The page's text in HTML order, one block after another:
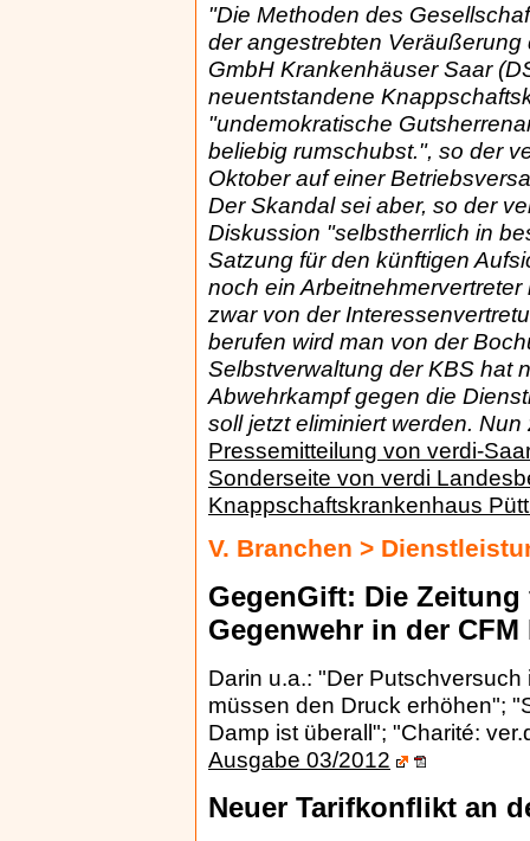
"Die Methoden des
der angestrebten
GmbH Krankenhäuser Saar
neuentstandene
"undemokratische
beliebig rumschubst.", so der
Oktober auf einer
Der Skandal sei aber, so der
Diskussion "selbstherrlich in
Satzung für den künftigen
noch ein
zwar von der
berufen wird man von der
Selbstverwaltung der KBS hat
Abwehrkampf gegen die
soll jetzt eliminiert werden.
Pressemitteilung von verdi-
Sonderseite von verdi
Knappschaftskrankenhaus
V. Branchen >
GegenGift: Die
Gegenwehr in der CFM
Darin u.a.: "Der
müssen den Druck erhöhen";
Damp ist überall"; "Charité:
Ausgabe 03/2012
Neuer Tarifkonflikt an